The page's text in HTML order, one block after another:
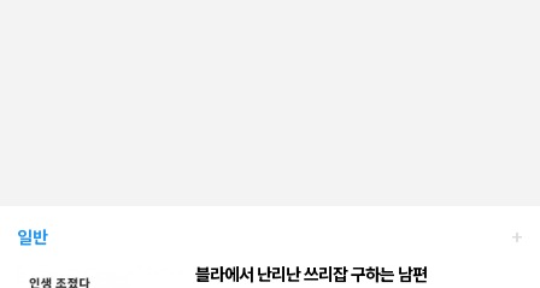
+
일반
블라에서 난리난 쓰리잡 구하는 남편